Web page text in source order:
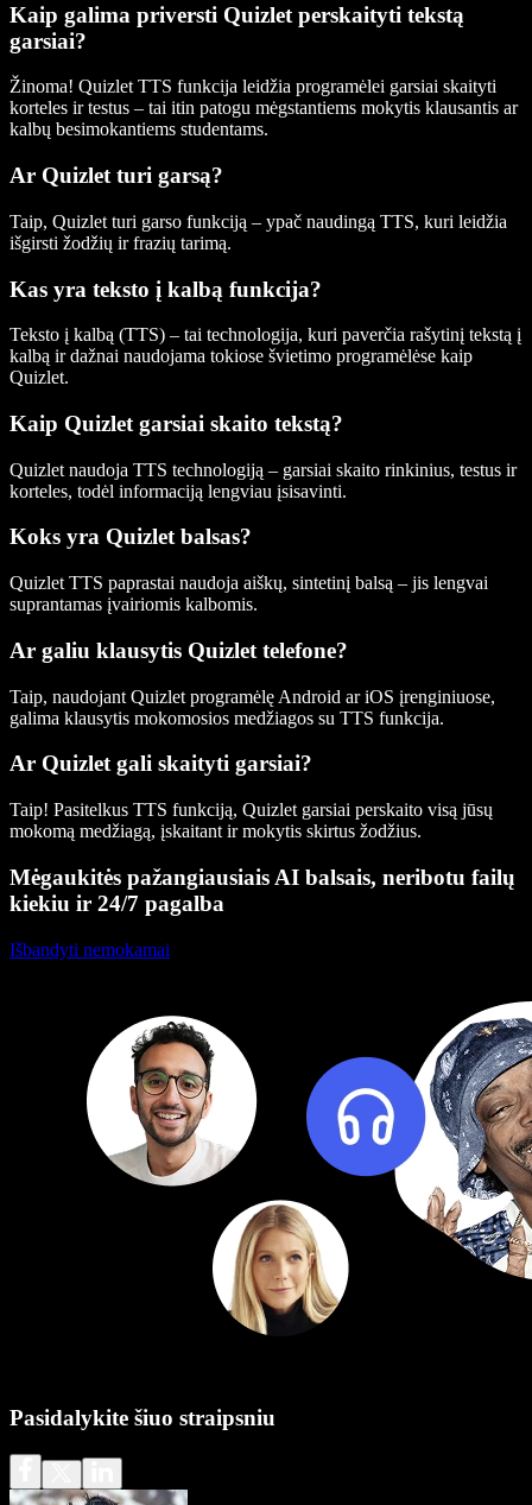
Kaip galima priversti Quizlet perskaityti tekstą
garsiai?
Žinoma! Quizlet TTS funkcija leidžia programėlei garsiai skaityti
korteles ir testus – tai itin patogu mėgstantiems mokytis klausantis ar
kalbų besimokantiems studentams.
Ar Quizlet turi garsą?
Taip, Quizlet turi garso funkciją – ypač naudingą TTS, kuri leidžia
išgirsti žodžių ir frazių tarimą.
Kas yra teksto į kalbą funkcija?
Teksto į kalbą (TTS) – tai technologija, kuri paverčia rašytinį tekstą į
kalbą ir dažnai naudojama tokiose švietimo programėlėse kaip
Quizlet.
Kaip Quizlet garsiai skaito tekstą?
Quizlet naudoja TTS technologiją – garsiai skaito rinkinius, testus ir
korteles, todėl informaciją lengviau įsisavinti.
Koks yra Quizlet balsas?
Quizlet TTS paprastai naudoja aiškų, sintetinį balsą – jis lengvai
suprantamas įvairiomis kalbomis.
Ar galiu klausytis Quizlet telefone?
Taip, naudojant Quizlet programėlę Android ar iOS įrenginiuose,
galima klausytis mokomosios medžiagos su TTS funkcija.
Ar Quizlet gali skaityti garsiai?
Taip! Pasitelkus TTS funkciją, Quizlet garsiai perskaito visą jūsų
mokomą medžiagą, įskaitant ir mokytis skirtus žodžius.
Mėgaukitės pažangiausiais AI balsais, neribotu failų
kiekiu ir 24/7 pagalba
Išbandyti nemokamai
Pasidalykite šiuo straipsniu